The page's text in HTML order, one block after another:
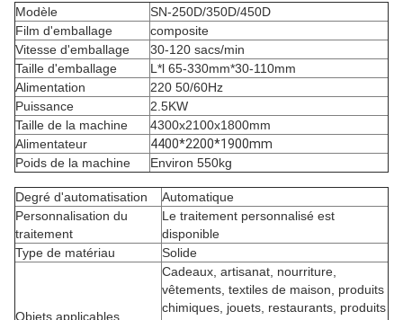
Modèle
SN-250D/350D/450D
Film d'emballage
composite
Vitesse d'emballage
30-120 sacs/min
Taille d'emballage
L*l 65-330mm*30-110mm
Alimentation
220 50/60Hz
Puissance
2.5KW
Taille de la machine
4300x2100x1800mm
Alimentateur
4400*2200*1900mm
Poids de la machine
Environ 550kg
Degré d'automatisation
Automatique
Personnalisation du
traitement
Le traitement personnalisé est
disponible
Type de matériau
Solide
Objets applicables
Cadeaux, artisanat, nourriture,
vêtements, textiles de maison, produits
chimiques, jouets, restaurants, produits